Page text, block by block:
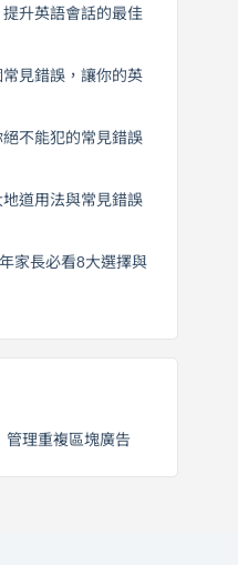
升英語會話的最佳
見錯誤，讓你的英
不能犯的常見錯誤
道用法與常見錯誤
家長必看8大選擇與
管理重複區塊廣告